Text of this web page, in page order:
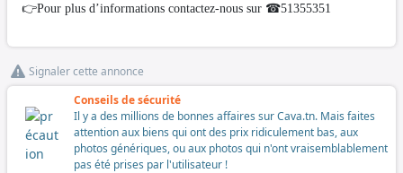
👉Pour plus d’informations contactez-nous sur ☎51355351
Signaler cette annonce
Conseils de sécurité
Il y a des millions de bonnes affaires sur Cava.tn. Mais faites
attention aux biens qui ont des prix ridiculement bas, aux
photos génériques, ou aux photos qui n'ont vraisemblablement
pas été prises par l'utilisateur !